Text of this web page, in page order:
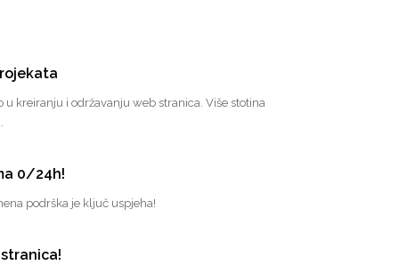
u kreiranju i održavanju web stranica. Više stotina
0/24h!
podrška je ključ uspjeha!